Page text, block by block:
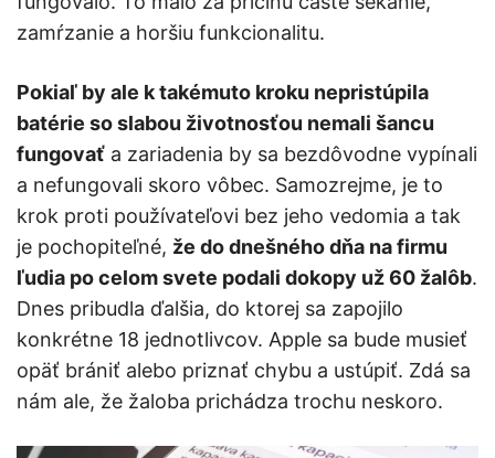
zamŕzanie a horšiu funkcionalitu.
Pokiaľ by ale k takémuto kroku nepristúpila
batérie so slabou životnosťou nemali šancu
fungovať a zariadenia by sa bezdôvodne vypínali
a nefungovali skoro vôbec. Samozrejme, je to
krok proti používateľovi bez jeho vedomia a tak
je pochopiteľné, že do dnešného dňa na firmu
ľudia po celom svete podali dokopy už 60 žalôb.
Dnes pribudla ďalšia, do ktorej sa zapojilo
konkrétne 18 jednotlivcov. Apple sa bude musieť
opäť brániť alebo priznať chybu a ustúpiť. Zdá sa
nám ale, že žaloba prichádza trochu neskoro.